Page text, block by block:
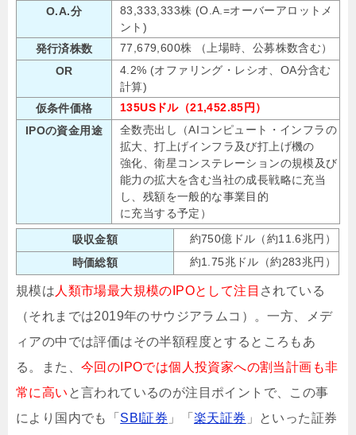
O.A.分
83,333,333株 (O.A.=オーバーアロットメ
ント)
発行済株数
77,679,600株 （上場時、公募株数含む）
OR
4.2% (オファリング・レシオ、OA分含む
計算)
仮条件価格
135USドル（21,452.85円）
IPOの資金用途
全数売出し（AIコンピュート・インフラの
拡大、打上げインフラ及び打上げ機の
強化、衛星コンステレーションの規模及び
能力の拡大を含む当社の成長戦略に充当
し、残額を一般的な事業目的
に充当する予定）
吸収金額
約750億ドル（約11.6兆円）
時価総額
約1.75兆ドル（約283兆円）
規模は人類市場最大規模のIPOとして注目 されている
（それまでは2019年のサウジアラムコ）。一方、メデ
ィアの中では評価はその半額程度とするところもあ
る。また、 今回のIPOでは個人投資家への割当計画も非
常に高い と言われているのが注目ポイントで、この事
により国内でも「 SBI証券 」「楽天証券 」といった証券